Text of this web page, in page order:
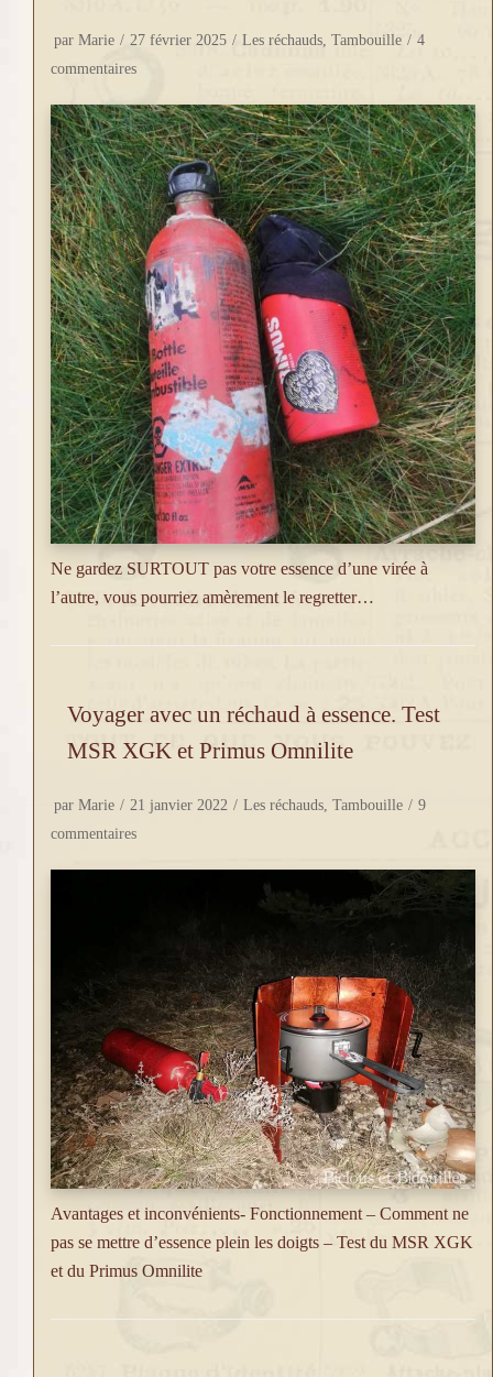
par Marie 27 février 2025 Les réchauds, Tambouille
4
commentaires
Ne gardez SURTOUT pas votre essence d’une virée à
l’autre, vous pourriez amèrement le regretter…
Voyager avec un réchaud à essence. Test
MSR XGK et Primus Omnilite
par Marie 21 janvier 2022 Les réchauds, Tambouille
9
commentaires
Avantages et inconvénients- Fonctionnement – Comment ne
pas se mettre d’essence plein les doigts – Test du MSR XGK
et du Primus Omnilite